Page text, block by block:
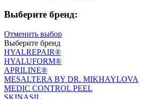
Выберите бренд:
Отменить выбор
Выберите бренд
HYALREPAIR®
HYALUFORM®
APRILINE®
MESALTERA BY DR. MIKHAYLOVA
MEDIC CONTROL PEEL
SKINASIL